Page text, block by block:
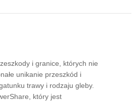
i granice, których nie
unikanie przeszkód i
trawy i rodzaju gleby.
który jest